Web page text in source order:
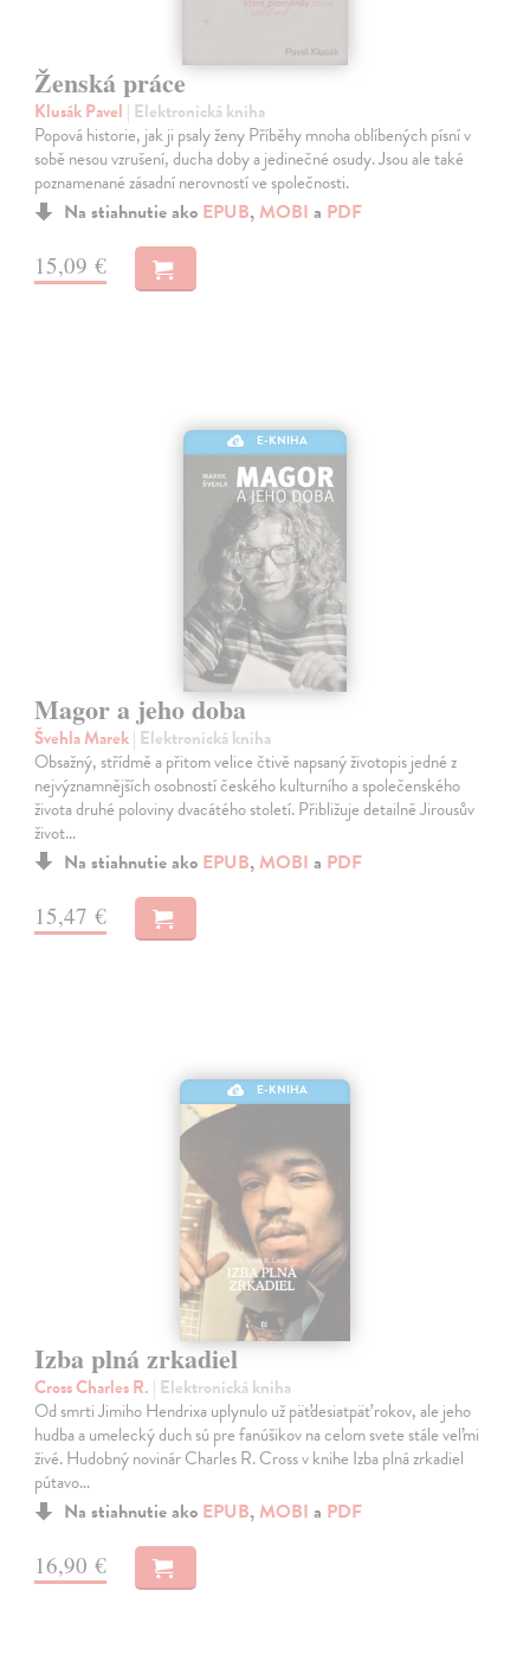
Ženská práce
Klusák Pavel | Elektronická kniha
Popová historie, jak ji psaly ženy Příběhy mnoha oblíbených písní v
sobě nesou vzrušení, ducha doby a jedinečné osudy. Jsou ale také
poznamenané zásadní nerovností ve společnosti.
Na stiahnutie ako EPUB, MOBI a PDF
15,09 €
E-KNIHA
Magor a jeho doba
Švehla Marek| Elektronická kniha
Obsažný, střídmě a přitom velice čtivě napsaný životopis jedné z
nejvýznamnějších osobností českého kulturního a společenského
života druhé poloviny dvacátého století. Přibližuje detailně Jirousův
život…
Na stiahnutie ako EPUB, MOBI a PDF
15,47 €
E-KNIHA
Izba plná zrkadiel
Cross Charles R. | Elektronická kniha
Od smrti Jimiho Hendrixa uplynulo už päťdesiatpäť rokov, ale jeho
hudba a umelecký duch sú pre fanúšikov na celom svete stále veľmi
živé. Hudobný novinár Charles R. Cross v knihe Izba plná zrkadiel
pútavo…
Na stiahnutie ako EPUB, MOBI a PDF
16,90 €